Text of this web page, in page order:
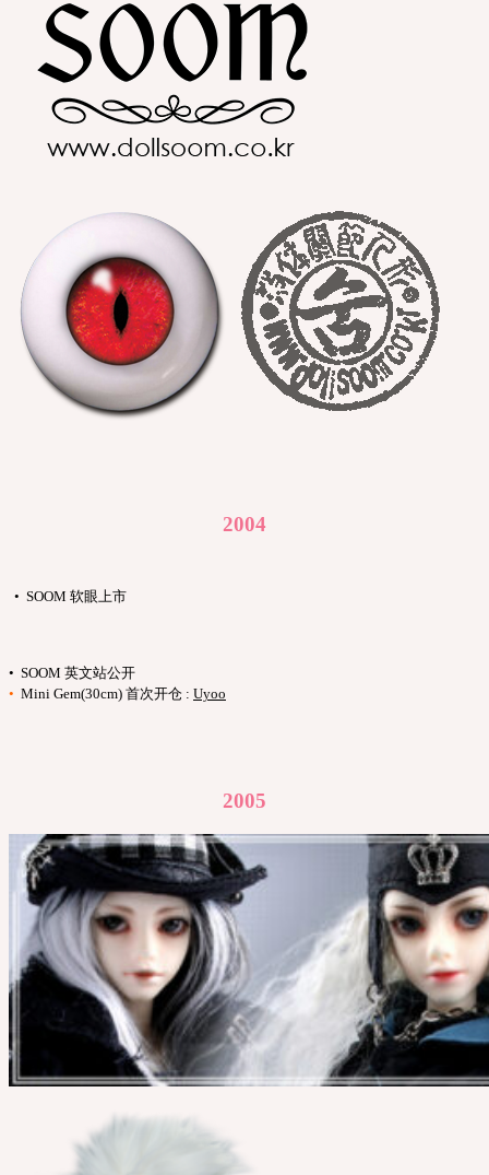
2004
• SOOM 软眼上市
• SOOM 英文站公开
• Mini Gem(30cm) 首次开仓 : Uyoo
2005